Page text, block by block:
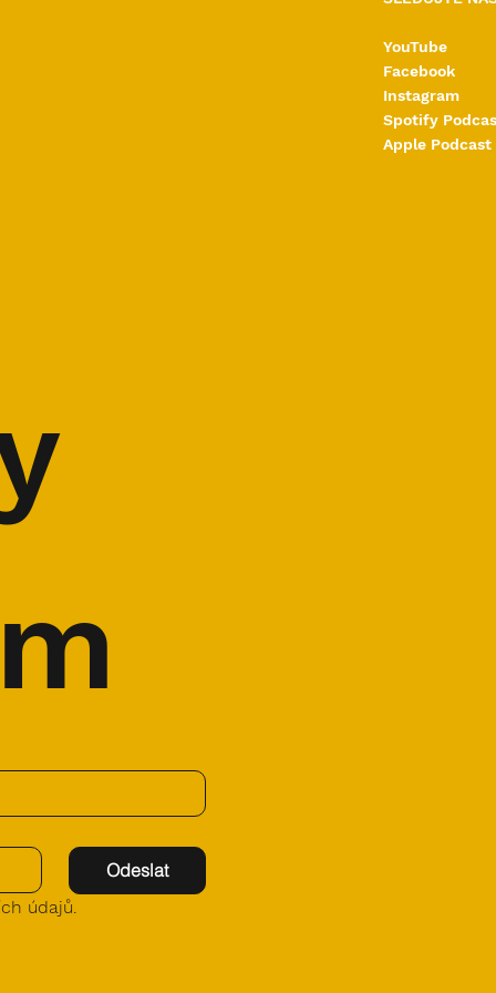
Osvědčené suplementy
Odeslat
údajů.
YouTube
Facebook
Instagram
Spotify
Apple Podcast